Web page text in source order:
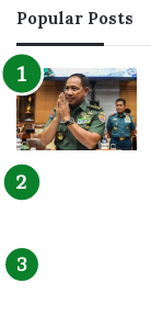
Popular Posts